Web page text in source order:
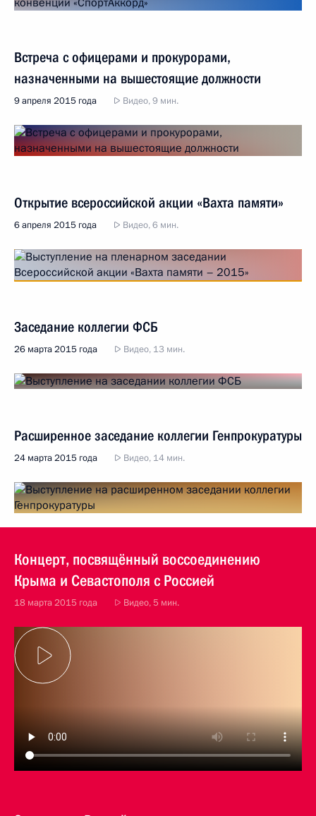
Встреча с офицерами и прокурорами,
назначенными на вышестоящие должности
9 апреля 2015 года Видео, 9 мин.
Открытие всероссийской акции «Вахта памяти»
6 апреля 2015 года Видео, 6 мин.
Заседание коллегии ФСБ
26 марта 2015 года Видео, 13 мин.
Расширенное заседание коллегии Генпрокуратуры
24 марта 2015 года Видео, 14 мин.
Концерт, посвящённый воссоединению
Крыма и Севастополя с Россией
18 марта 2015 года Видео, 5 мин.